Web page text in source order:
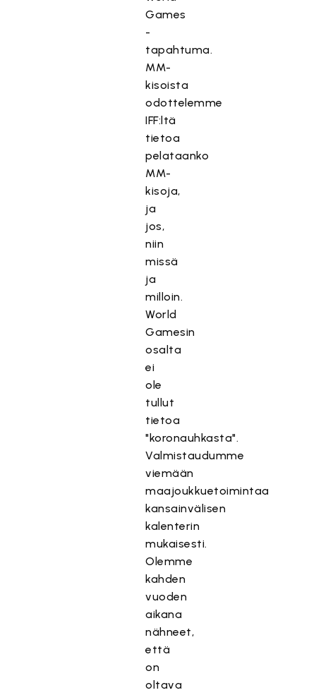
Games
-
tapahtuma.
MM-
kisoista
odottelemme
IFF:ltä
tietoa
pelataanko
MM-
kisoja,
ja
jos,
niin
missä
ja
milloin.
World
Gamesin
osalta
ei
ole
tullut
tietoa
"koronauhkasta".
Valmistaudumme
viemään
maajoukkuetoimintaa
kansainvälisen
kalenterin
mukaisesti.
Olemme
kahden
vuoden
aikana
nähneet,
että
on
oltava